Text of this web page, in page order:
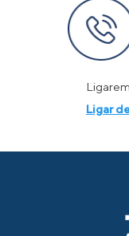
Ligar